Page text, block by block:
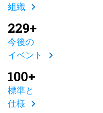
組織
229+
今後の
イベント
100+
標準と
仕様